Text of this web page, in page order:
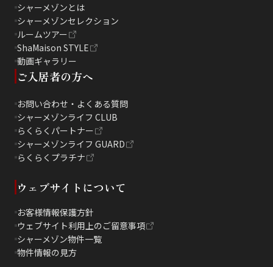
シャーメゾンとは
シャーメゾンセレクション
ルームツアー
ShaMaison STYLE
動画ギャラリー
ご入居者の方へ
お問い合わせ・よくある質問
シャーメゾンライフ CLUB
らくらくパートナー
シャーメゾンライフ GUARD
らくらくプラチナ
ウェブサイトについて
お客様情報保護方針
ウェブサイト利用上のご留意事項
シャーメゾン物件一覧
物件情報の見方